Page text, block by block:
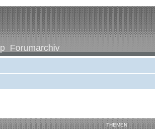
Forumarchiv
THEMEN